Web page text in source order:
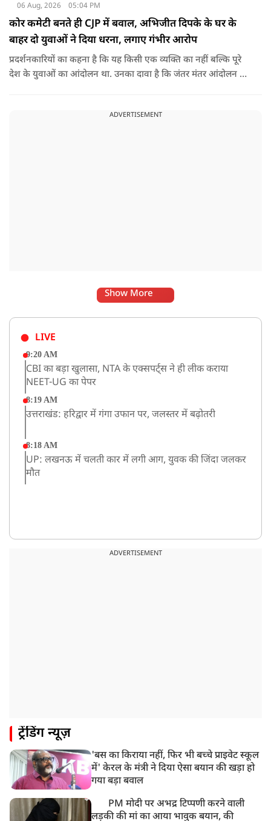
06 Aug, 2026 05:04 PM
कोर कमेटी बनते ही CJP में बवाल, अभिजीत दिपके के घर के
बाहर दो युवाओं ने दिया धरना, लगाए गंभीर आरोप
प्रदर्शनकारियों का कहना है कि यह किसी एक व्यक्ति का नहीं बल्कि पूरे
देश के युवाओं का आंदोलन था. उनका दावा है कि जंतर मंतर आंदोलन से
ADVERTISEMENT
Show More
LIVE
9:20 AM
CBI का बड़ा खुलासा, NTA के एक्सपर्ट्स ने ही लीक कराया
NEET-UG का पेपर
8:19 AM
उत्तराखंड: हरिद्वार में गंगा उफान पर, जलस्तर में बढ़ोतरी
8:18 AM
UP: लखनऊ में चलती कार में लगी आग, युवक की जिंदा जलकर
मौत
ADVERTISEMENT
ट्रेंडिंग न्यूज़
'बस का किराया नहीं, फिर भी बच्चे प्राइवेट स्कूल
में' केरल के मंत्री ने दिया ऐसा बयान की खड़ा हो
गया बड़ा बवाल
PM मोदी पर अभद्र टिप्पणी करने वाली
लड़की की मां का आया भावुक बयान, की